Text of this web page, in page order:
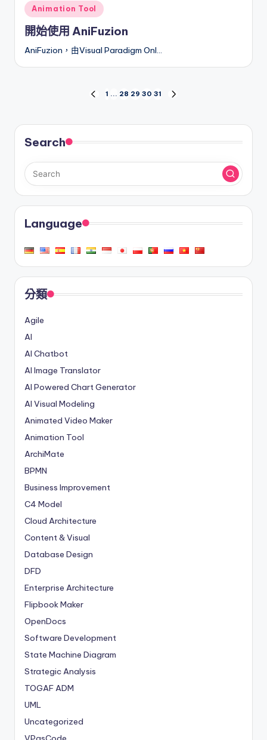
Posted
in
Animation Tool
開始使用 AniFuzion
AniFuzion，由Visual Paradigm Onl…
章
分
頁
PREVIOUS
1 ... 28 29 30 31
Search
Language
分類
Agile
AI
AI Chatbot
AI Image Translator
AI Powered Chart Generator
AI Visual Modeling
Animated Video Maker
Animation Tool
ArchiMate
BPMN
Business Improvement
C4 Model
Cloud Architecture
Content & Visual
Database Design
DFD
Enterprise Architecture
Flipbook Maker
OpenDocs
Software Development
State Machine Diagram
Strategic Analysis
TOGAF ADM
UML
Uncategorized